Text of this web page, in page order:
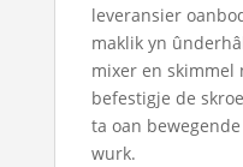
leveransier
maklik yn
mixer en
befestigje de
ta oan
wurk.